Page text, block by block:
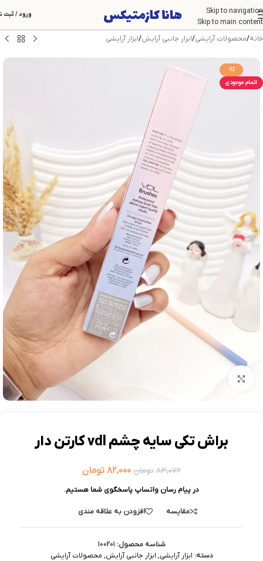
Skip to navigation
Skip to main content
ورود / ثبت
خانه/محصولات آرایشی/ابزار جانبی آرایش/ابزار آرایشی
-1%
اتمام موجودی
بزرگنمایی تصویر
براش تکی سایه چشم vdl کارتن دار
۸۳,۰۷۲ تومان ۸۲,۰۰۰ تومان
در پیام رسان واتساپ پاسخگوی شما هستیم.
مقایسه افزودن به علاقه مندی
شناسه محصول: 100201
دسته: ابزار آرایشی, ابزار جانبی آرایش, محصولات آرایشی